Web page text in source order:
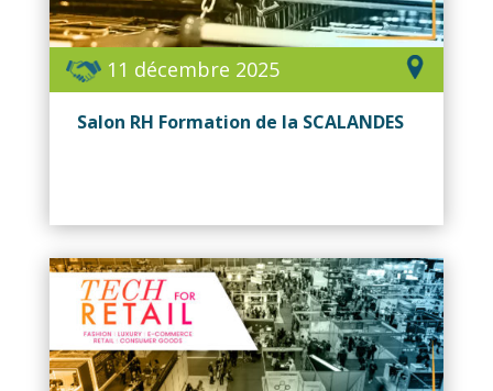
11 décembre 2025
Salon RH Formation de la SCALANDES